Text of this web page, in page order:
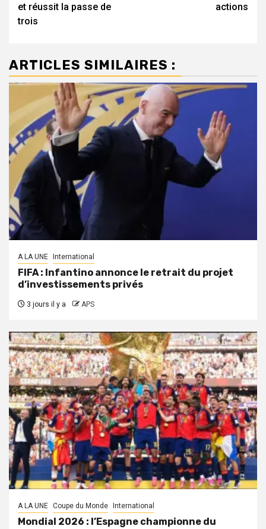
et réussit la passe de
trois
actions
ARTICLES SIMILAIRES :
A LA UNE International
FIFA : Infantino annonce le retrait du projet
d’investissements privés
3 jours il y a APS
A LA UNE Coupe du Monde International
Mondial 2026 : l’Espagne championne du